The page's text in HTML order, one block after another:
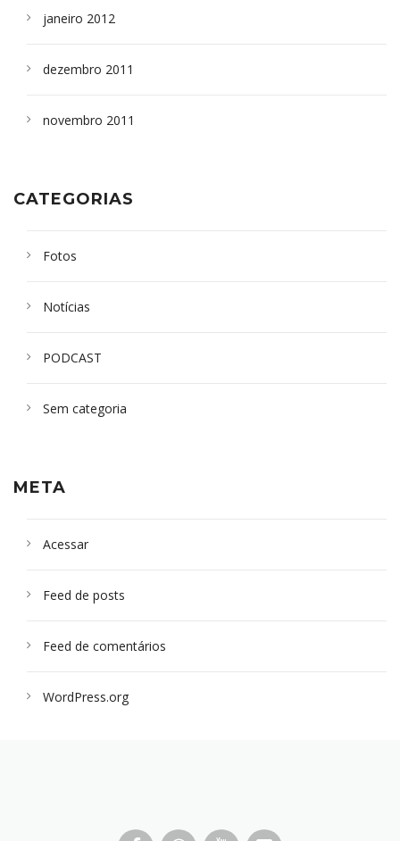
janeiro 2012
dezembro 2011
novembro 2011
CATEGORIAS
Fotos
Notícias
PODCAST
Sem categoria
META
Acessar
Feed de posts
Feed de comentários
WordPress.org